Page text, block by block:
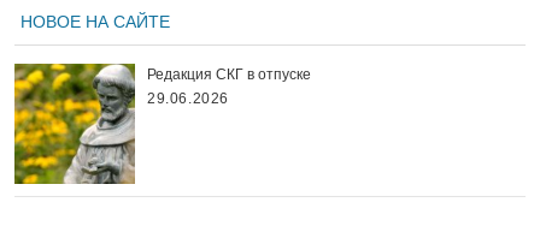
НОВОЕ НА САЙТЕ
Редакция СКГ в отпуске
29.06.2026